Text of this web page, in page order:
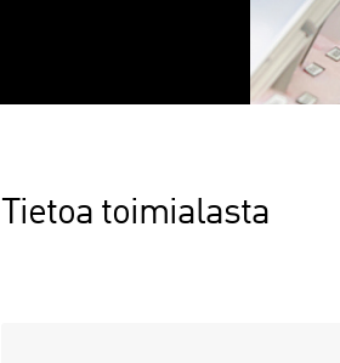
Tietoa toimialasta